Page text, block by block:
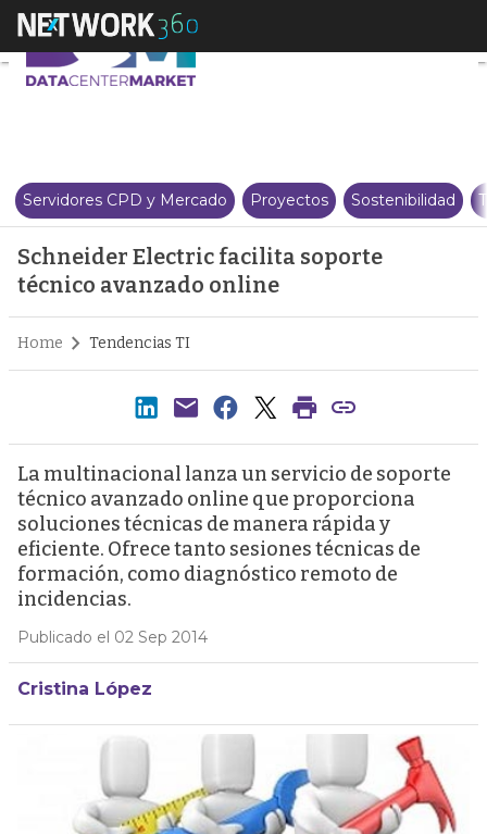
Schneider Electric facilita
Servidores CPD y Mercado Proyectos Sostenibilidad
Schneider Electric facilita soporte
técnico avanzado online
Home Tendencias TI
La multinacional lanza un servicio de soporte
técnico avanzado online que proporciona
soluciones técnicas de manera rápida y
eficiente. Ofrece tanto sesiones técnicas de
formación, como diagnóstico remoto de
incidencias.
Publicado el 02 Sep 2014
Cristina López